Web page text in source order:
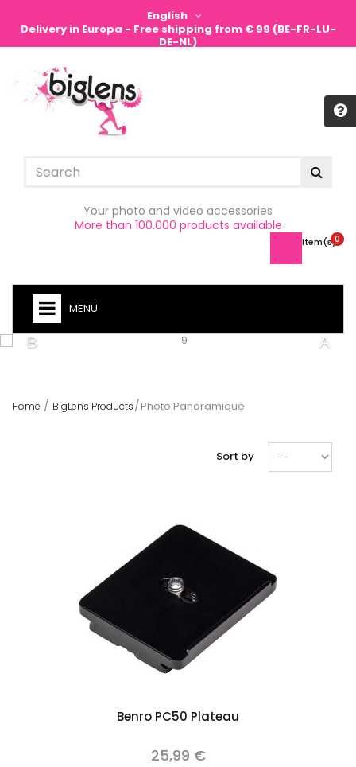
English
Delivery in Europa - Free shipping from € 99 (BE-FR-LU-
DE-NL)
Your photo and video accessories
More than 100.000 products available
0
Item(s) -
MENU
Home BigLens Products Photo Panoramique
Sort by
Benro PC50 Plateau
25,99 €